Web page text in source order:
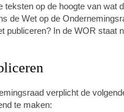
teksten op de hoogte van wat
de Wet op de
publiceren? In de WOR staat
verplicht de
te maken: